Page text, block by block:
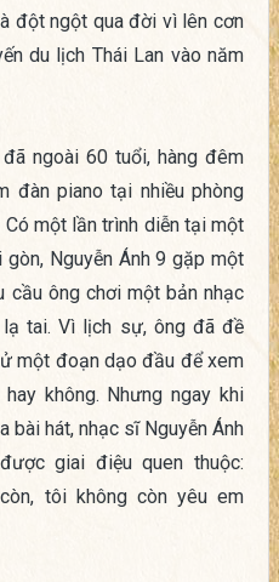
đột ngột qua đời vì lên cơn
du lịch Thái Lan vào năm
ngoài 60 tuổi, hàng đêm
đàn piano tại nhiều phòng
một lần trình diễn tại một
Nguyễn Ánh 9 gặp một
cầu ông chơi một bản nhạc
tai. Vì lịch sự, ông đã đề
một đoạn dạo đầu để xem
không. Nhưng ngay khi
bài hát, nhạc sĩ Nguyễn Ánh
giai điệu quen thuộc:
tôi không còn yêu em